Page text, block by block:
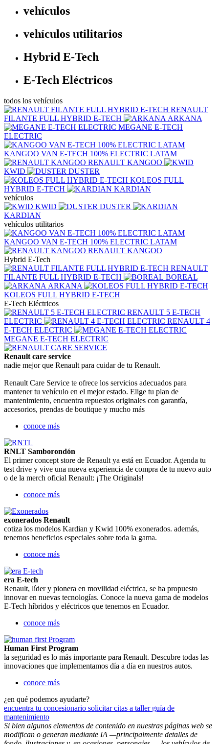
vehículos
vehículos utilitarios
Hybrid E-Tech
E-Tech Eléctricos
todos los vehículos
RENAULT
FILANTE FULL HYBRID E-TECH
ARKANA
MEGANE E-TECH
ELECTRIC
KANGOO VAN E‑TECH 100% ELECTRIC LATAM
RENAULT KANGOO
KWID
DUSTER
KOLEOS FULL
HYBRID E-TECH
KARDIAN
vehículos
KWID
DUSTER
KARDIAN
vehículos utilitarios
KANGOO VAN E‑TECH 100% ELECTRIC LATAM
RENAULT KANGOO
Hybrid E-Tech
RENAULT
FILANTE FULL HYBRID E-TECH
BOREAL
ARKANA
KOLEOS FULL HYBRID E-TECH
E-Tech Eléctricos
RENAULT 5 E‑TECH
ELECTRIC
RENAULT 4
E‑TECH ELECTRIC
MEGANE E-TECH ELECTRIC
Renault care service
nadie mejor que Renault para cuidar de tu Renault.
Renault Care Service te ofrece los servicios adecuados para
mantener tu vehículo en el mejor estado. Elige tu plan de
mantenimiento, encuentra repuestos originales con garantía,
accesorios, prendas de boutique y mucho más
conoce más
RNLT Samborondón
El primer concept store de Renault ya está en Ecuador. Agenda tu
test drive y vive una nueva experiencia de compra de tu nuevo auto
o de la merch oficial Renault: ¡The Originals!
conoce más
exonerados Renault
cotiza los modelos Kardian y Kwid 100% exonerados. además,
tenemos beneficios especiales sobre toda la gama.
conoce más
era E-tech
Renault, líder y pionera en movilidad eléctrica, se ha propuesto
innovar en nuevas tecnologías. Conoce la nueva gama de modelos
E-Tech híbridos y eléctricos que tenemos en Ecuador.
conoce más
Human First Program
la seguridad es lo más importante para Renault. Descubre todas las
innovaciones que implementamos día a día en nuestros autos.
conoce más
¿en qué podemos ayudarte?
encuentra tu concesionario solicitar citas a taller guía de
mantenimiento
Si bien algunos elementos de contenido en nuestras páginas web se
modifican o generan mediante IA —principalmente detalles de